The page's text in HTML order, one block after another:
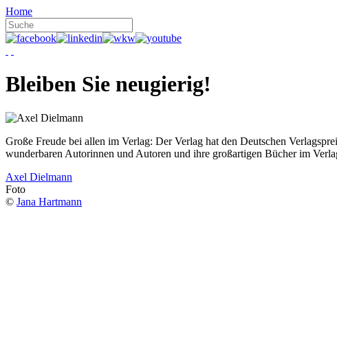
Home
Bleiben Sie neugierig!
Große Freude bei allen im Verlag: Der Verlag hat den Deutschen
wunderbaren Autorinnen und Autoren und ihre großartigen Bücher im
Axel Dielmann
Foto
© Jana Hartmann